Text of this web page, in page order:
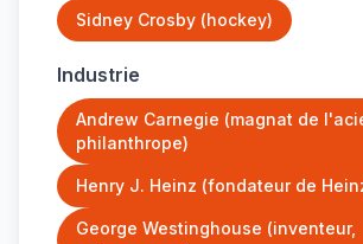
Sidney Crosby (hockey)
Industrie
Andrew Carnegie (magnat de
philanthrope)
Henry J. Heinz (fondateur de
George Westinghouse (inventeur,